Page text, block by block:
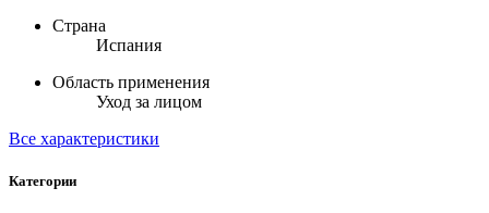
Страна
Испания
Область применения
Уход за лицом
Все характеристики
Категории